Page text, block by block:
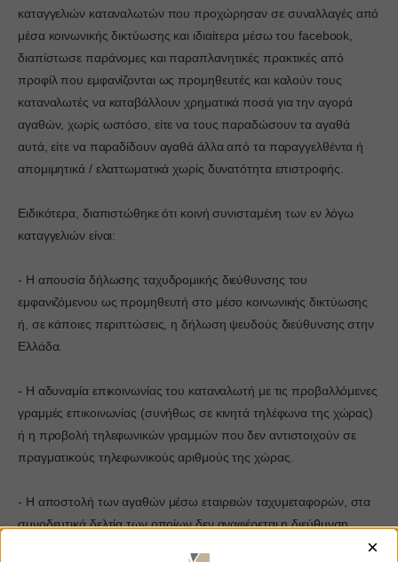
καταγγελιών καταναλωτών που προχώρησαν σε συναλλαγές από
μέσα κοινωνικής δικτύωσης και ιδιαίτερα μέσω του facebook,
διαπίστωσε παράνομες και παραπλανητικές πρακτικές από
προφίλ που εμφανίζονται ως προμηθευτές και καλούν τους
καταναλωτές να καταβάλλουν χρηματικά ποσά για την αγορά
αγαθών, χωρίς ωστόσο, είτε να τους παραδώσουν τα αγαθά
αυτά, είτε να παραδίδουν αγαθά άλλα από τα παραγγελθέντα ή
απομιμητικά / ελαττωματικά χωρίς δυνατότητα επιστροφής.
Ειδικότερα, διαπιστώθηκε ότι κοινή συνισταμένη των εν λόγω
καταγγελιών είναι:
- Η απουσία δήλωσης ταχυδρομικής διεύθυνσης του
εμφανιζόμενου ως προμηθευτή στο μέσο κοινωνικής δικτύωσης
ή, σε κάποιες περιπτώσεις, η δήλωση ψευδούς διεύθυνσης στην
Ελλάδα.
- Η αδυναμία επικοινωνίας του καταναλωτή με τις προβαλλόμενες
γραμμές επικοινωνίας (συνήθως σε κινητά τηλέφωνα της χώρας)
ή η προβολή τηλεφωνικών γραμμών που δεν αντιστοιχούν σε
πραγματικούς τηλεφωνικούς αριθμούς της χώρας.
- Η αποστολή των αγαθών μέσω εταιρειών ταχυμεταφορών, στα
συνοδευτικά δελτία των οποίων δεν αναφέρεται η διεύθυνση
×